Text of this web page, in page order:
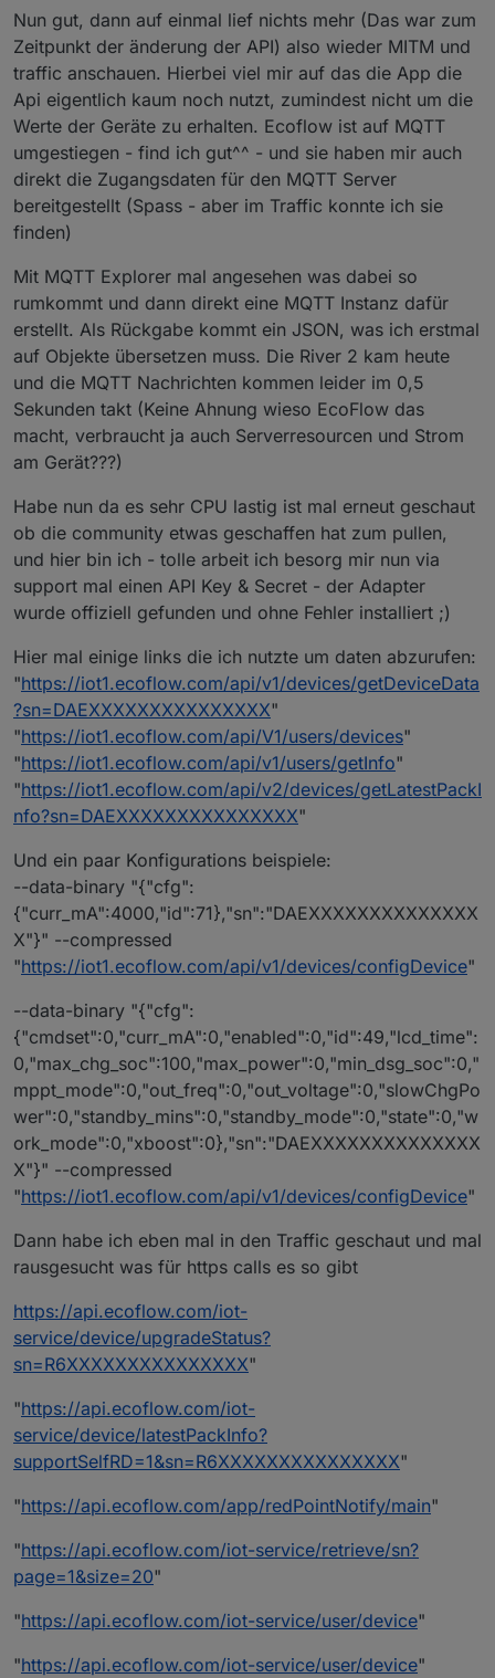
Nun gut, dann auf einmal lief nichts mehr (Das war zum
Zeitpunkt der änderung der API) also wieder MITM und
traffic anschauen. Hierbei viel mir auf das die App die
Api eigentlich kaum noch nutzt, zumindest nicht um die
Werte der Geräte zu erhalten. Ecoflow ist auf MQTT
umgestiegen - find ich gut^^ - und sie haben mir auch
direkt die Zugangsdaten für den MQTT Server
bereitgestellt (Spass - aber im Traffic konnte ich sie
finden)
Mit MQTT Explorer mal angesehen was dabei so
rumkommt und dann direkt eine MQTT Instanz dafür
erstellt. Als Rückgabe kommt ein JSON, was ich erstmal
auf Objekte übersetzen muss. Die River 2 kam heute
und die MQTT Nachrichten kommen leider im 0,5
Sekunden takt (Keine Ahnung wieso EcoFlow das
macht, verbraucht ja auch Serverresourcen und Strom
am Gerät???)
Habe nun da es sehr CPU lastig ist mal erneut geschaut
ob die community etwas geschaffen hat zum pullen,
und hier bin ich - tolle arbeit ich besorg mir nun via
support mal einen API Key & Secret - der Adapter
wurde offiziell gefunden und ohne Fehler installiert ;)
Hier mal einige links die ich nutzte um daten abzurufen:
"https://iot1.ecoflow.com/api/v1/devices/getDeviceData
?sn=DAEXXXXXXXXXXXXXXX"
"https://iot1.ecoflow.com/api/V1/users/devices"
"https://iot1.ecoflow.com/api/v1/users/getInfo"
"https://iot1.ecoflow.com/api/v2/devices/getLatestPackI
nfo?sn=DAEXXXXXXXXXXXXXXX"
Und ein paar Konfigurations beispiele:
--data-binary "{"cfg":
{"curr_mA":4000,"id":71},"sn":"DAEXXXXXXXXXXXXXX
X"}" --compressed
"https://iot1.ecoflow.com/api/v1/devices/configDevice"
--data-binary "{"cfg":
{"cmdset":0,"curr_mA":0,"enabled":0,"id":49,"lcd_time":
0,"max_chg_soc":100,"max_power":0,"min_dsg_soc":0,"
mppt_mode":0,"out_freq":0,"out_voltage":0,"slowChgPo
wer":0,"standby_mins":0,"standby_mode":0,"state":0,"w
ork_mode":0,"xboost":0},"sn":"DAEXXXXXXXXXXXXXX
X"}" --compressed
"https://iot1.ecoflow.com/api/v1/devices/configDevice"
Dann habe ich eben mal in den Traffic geschaut und mal
rausgesucht was für https calls es so gibt
https://api.ecoflow.com/iot-
service/device/upgradeStatus?
sn=R6XXXXXXXXXXXXXXX"
"https://api.ecoflow.com/iot-
service/device/latestPackInfo?
supportSelfRD=1&sn=R6XXXXXXXXXXXXXXX"
"https://api.ecoflow.com/app/redPointNotify/main"
"https://api.ecoflow.com/iot-service/retrieve/sn?
page=1&size=20"
"https://api.ecoflow.com/iot-service/user/device"
"https://api.ecoflow.com/iot-service/user/device"